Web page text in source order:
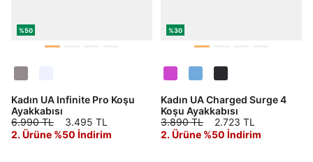
%50
Kadın UA Infinite Pro Koşu
Ayakkabısı
6.990 TL
3.495 TL
2. Ürüne %50 İndirim
%30
Kadın UA Charged Surge 4
Koşu Ayakkabısı
3.890 TL
2.723 TL
2. Ürüne %50 İndirim